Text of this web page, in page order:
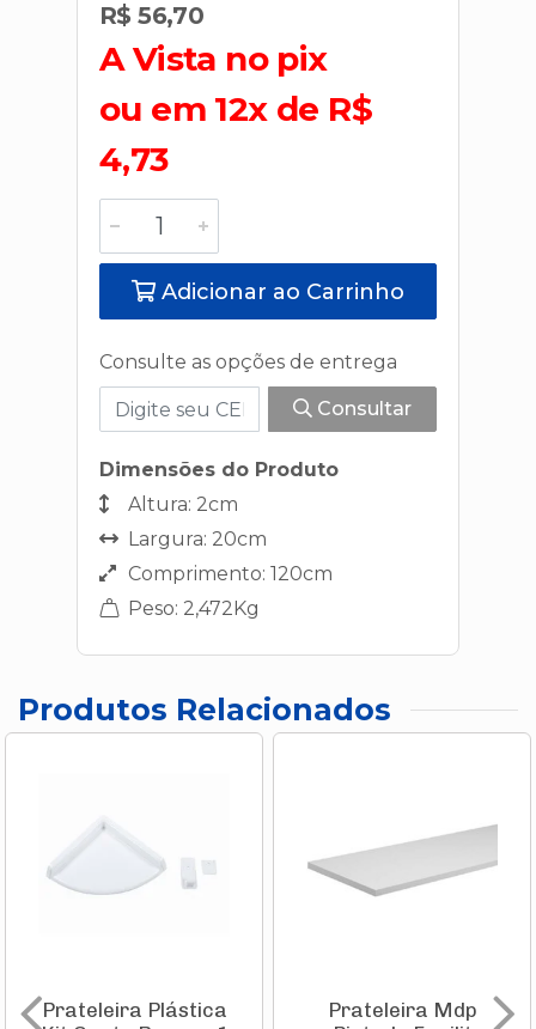
R$ 56,70
A Vista no pix
ou em 12x de R$
4,73
Adicionar ao Carrinho
Consulte as opções de entrega
Consultar
Dimensões do Produto
Altura: 2cm
Largura: 20cm
Comprimento: 120cm
Peso: 2,472Kg
Produtos Relacionados
Prateleira Plástica
Prateleira Mdp